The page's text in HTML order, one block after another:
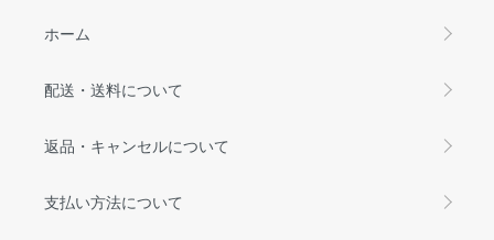
ホーム
配送・送料について
返品・キャンセルについて
支払い方法について